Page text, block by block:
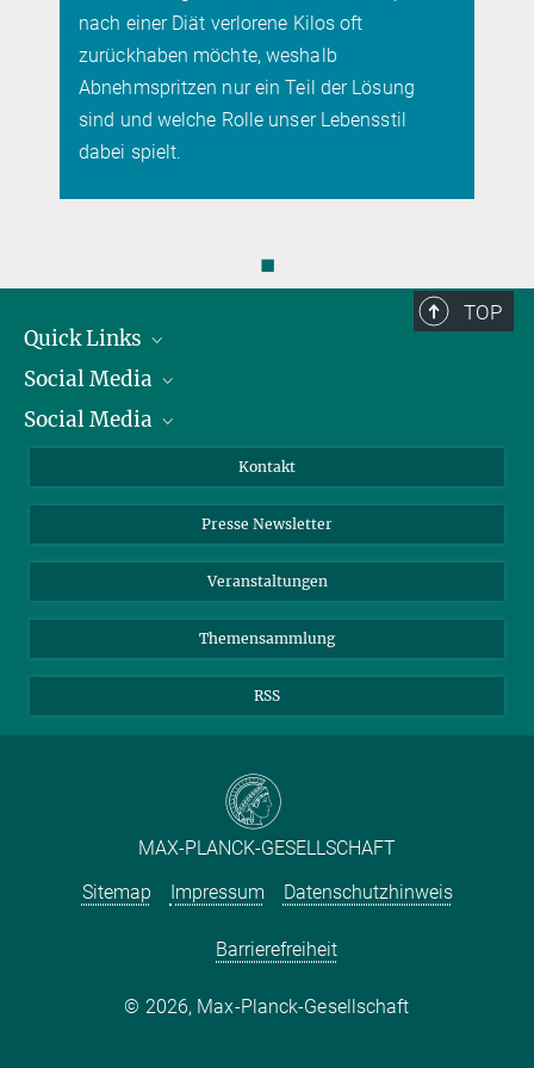
nach einer Diät verlorene Kilos oft
zurückhaben möchte, weshalb
Abnehmspritzen nur ein Teil der Lösung
sind und welche Rolle unser Lebensstil
dabei spielt.
◼
TOP
Quick Links
Präsident
Zahlen und Fakten
Social Media
Bluesky
TikTok
Social Media
Instagram
YouTube
Kontakt
Presse Newsletter
Veranstaltungen
Themensammlung
RSS
MAX-PLANCK-GESELLSCHAFT
Sitemap
Impressum Datenschutzhinweis
Barrierefreiheit
2026, Max-Planck-Gesellschaft